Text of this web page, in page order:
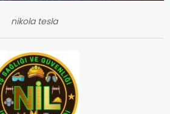
nikola tesla